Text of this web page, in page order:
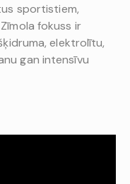
sportistiem,
fokuss ir
elektrolītu,
gan intensīvu